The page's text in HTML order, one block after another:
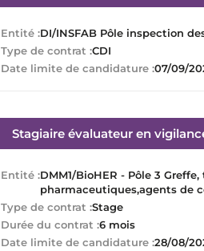
Entité :DI/INSFAB Pôle inspection
Type de contrat :CDI
Date limite de candidature :07/09/
Stagiaire évaluateur en
Entité :DMM1/BioHER - Pôle 3
pharmaceutiques,agents de
Type de contrat :Stage
Durée du contrat :6 mois
Date limite de candidature :28/08/